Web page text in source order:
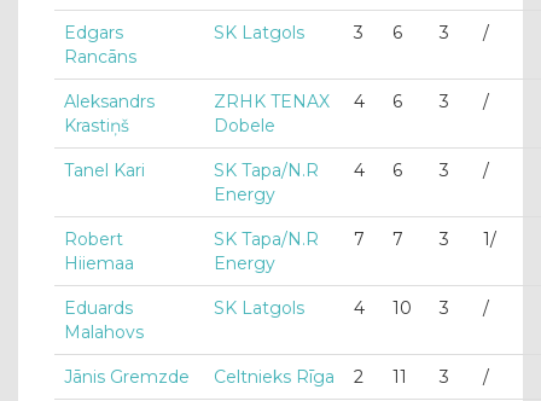
Edgars
Rancāns
SK Latgols 3 6 3 /
Aleksandrs
Krastiņš
ZRHK TENAX
Dobele
4 6 3 /
Tanel Kari
SK Tapa/N.R
Energy
4 6 3 /
Robert
Hiiemaa
SK Tapa/N.R
Energy
7 7 3 1/
Eduards
Malahovs
SK Latgols 4 10 3 /
Jānis Gremzde Celtnieks Rīga 2 11 3 /